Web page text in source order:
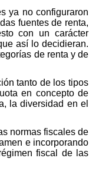
ya no configuraron
fuentes de renta,
con un carácter
así lo decidieran.
de renta y de
tanto de los tipos
en concepto de
la diversidad en el
normas fiscales de
e incorporando
fiscal de las